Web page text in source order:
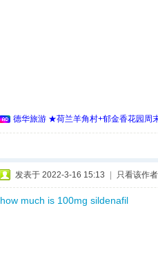
德华旅游 ★荷兰羊角村+郁金香花园周
发表于 2022-3-16 15:13 只看该作者
how much is 100mg sildenafil